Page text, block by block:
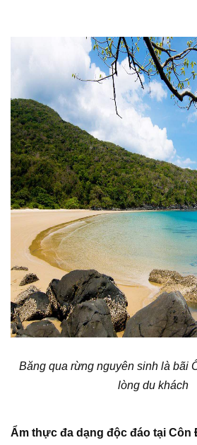
Băng qua rừng nguyên sinh là bãi
lòng du khách
Ẩm thực đa dạng độc đáo tại Côn